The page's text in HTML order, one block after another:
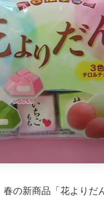
春の新商品「花よりだ